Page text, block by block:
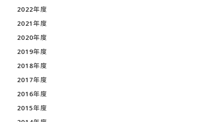
2022年度
2021年度
2020年度
2019年度
2018年度
2017年度
2016年度
2015年度